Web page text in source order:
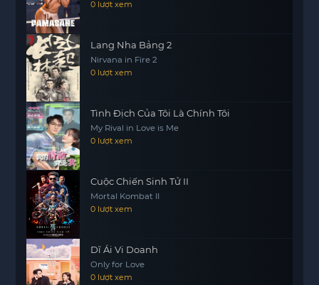
muộn? Rừng không tiếng chính là nơi mà những
bí mật được giấu kín, và mỗi người đều có câu
chuyện riêng của mình.
Câu chuyện không chỉ là về sự xuất hiện của một
người phụ nữ, mà còn là hành trình khám phá
bản thân, đối diện với nỗi sợ hãi
và những điều chưa được biết đến. Liệu rừng có
thể giữ im lặng mãi mãi, hay sẽ có lúc tiếng nói
của sự thật được vang lên? Hãy cùng khám phá
trong ‘Rừng không tiếng’.
0 lượt xem
Lang Nha Bảng 2
Nirvana in Fire 2
0 lượt xem
Tình Địch Của Tôi Là Chính Tôi
My Rival in Love is Me
0 lượt xem
Cuộc Chiến Sinh Tử II
Mortal Kombat II
0 lượt xem
Dĩ Ái Vi Doanh
Only for Love
0 lượt xem